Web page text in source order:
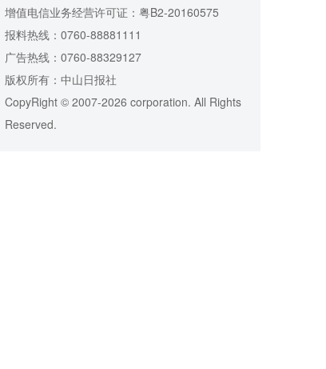
增值电信业务经营许可证：粤B2-20160575
报料热线：0760-88881111
广告热线：0760-88329127
版权所有：中山日报社
CopyRight © 2007-2026 corporation. All Rights
Reserved.